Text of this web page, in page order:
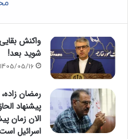
واکنش
شوید بعد!
1405/05/16
رمضان
پیشنهاد
الان زمان
اسرائیل